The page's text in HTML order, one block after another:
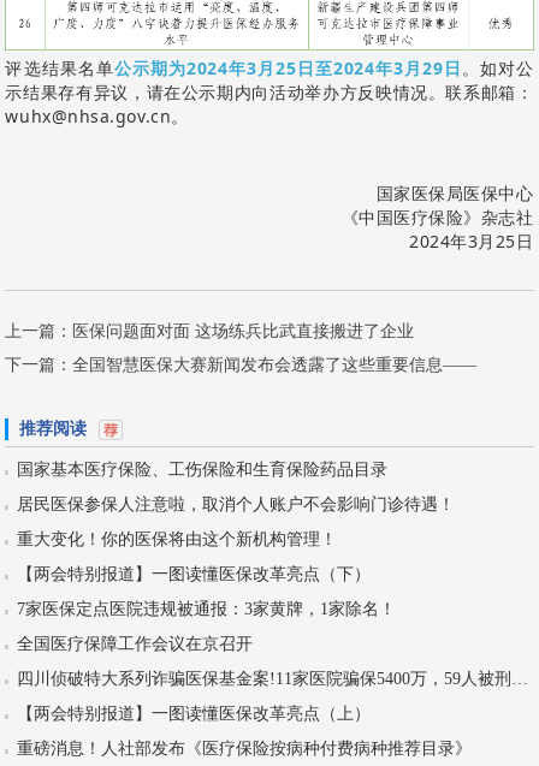
评选结果名单公示期为2024年3月25日至2024年3月29日 。如对公
示结果存有异议，请在公示期内向活动举办方反映情况。联系邮箱：
wuhx@nhsa.gov.cn。
国家医保局医保中心
《中国医疗保险》杂志社
2024年3月25日
上一篇： 医保问题面对面 这场练兵比武直接搬进了企业
下一篇：全国智慧医保大赛新闻发布会透露了这些重要信息——
推荐阅读
国家基本医疗保险、工伤保险和生育保险药品目录
居民医保参保人注意啦，取消个人账户不会影响门诊待遇！
重大变化！你的医保将由这个新机构管理！
【两会特别报道】一图读懂医保改革亮点（下）
7家医保定点医院违规被通报：3家黄牌，1家除名！
全国医疗保障工作会议在京召开
四川侦破特大系列诈骗医保基金案!11家医院骗保5400万，59人被刑拘！
【两会特别报道】一图读懂医保改革亮点（上）
重磅消息！人社部发布《医疗保险按病种付费病种推荐目录》